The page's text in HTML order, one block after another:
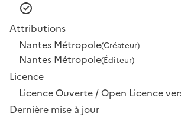
Attributions
Nantes Métropole(Créateur)
Nantes Métropole(Éditeur)
Licence
Licence Ouverte / Open Licence
Dernière mise à jour